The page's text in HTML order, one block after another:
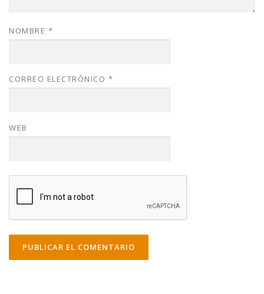
NOMBRE *
CORREO ELECTRÓNICO *
WEB